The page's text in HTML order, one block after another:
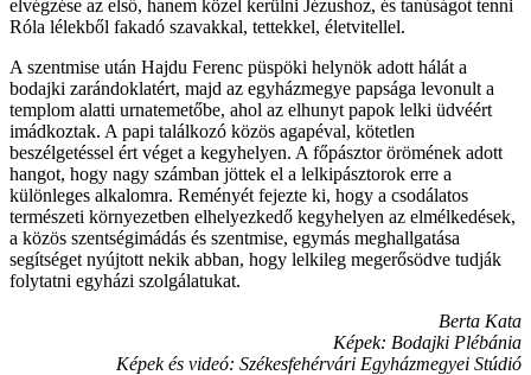
elvégzése az első, hanem közel kerülni Jézushoz, és tanúságot tenni
Róla lélekből fakadó szavakkal, tettekkel, életvitellel.
A szentmise után Hajdu Ferenc püspöki helynök adott hálát a
bodajki zarándoklatért, majd az egyházmegye papsága levonult a
templom alatti urnatemetőbe, ahol az elhunyt papok lelki üdvéért
imádkoztak. A papi találkozó közös agapéval, kötetlen
beszélgetéssel ért véget a kegyhelyen. A főpásztor örömének adott
hangot, hogy nagy számban jöttek el a lelkipásztorok erre a
különleges alkalomra. Reményét fejezte ki, hogy a csodálatos
természeti környezetben elhelyezkedő kegyhelyen az elmélkedések,
a közös szentségimádás és szentmise, egymás meghallgatása
segítséget nyújtott nekik abban, hogy lelkileg megerősödve tudják
folytatni egyházi szolgálatukat.
Berta Kata
Képek: Bodajki Plébánia
Képek és videó: Székesfehérvári Egyházmegyei Stúdió